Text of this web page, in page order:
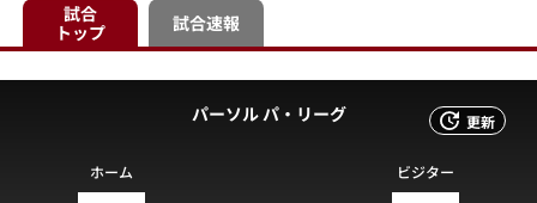
試合
トップ
試合速報
更新
パーソル パ・リーグ
ホーム ビジター